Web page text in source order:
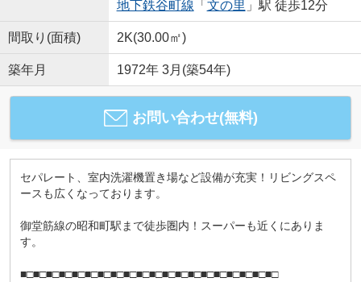
地下鉄谷町線 「 文の里 」駅 徒歩12分
間取り(面積) 2K(30.00㎡)
築年月 1972年 3月(築54年)
お問い合わせ(無料)
セパレート、室内洗濯機置き場など設備が充実！リビングスペ
ースも広くなっております。
御堂筋線の昭和町駅まで徒歩圏内！スーパーも近くにありま
す。
■□■□■□■□■□■□■□■□■□■□■□■□■□■□■□■□■□■□■□■□